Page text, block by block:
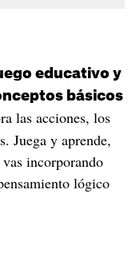
educativo y
básicos
las acciones, los
Juega y aprende,
incorporando
lógico